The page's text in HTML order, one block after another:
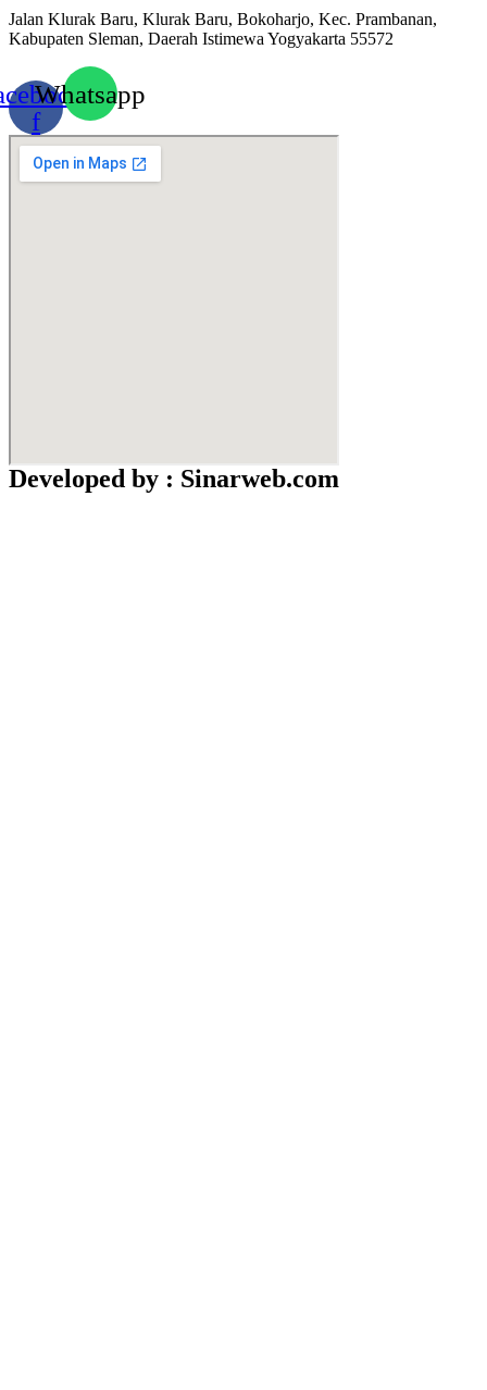
Jalan Klurak Baru, Klurak Baru, Bokoharjo, Kec. Prambanan,
Kabupaten Sleman, Daerah Istimewa Yogyakarta 55572
f
Whatsapp
Developed by : Sinarweb.com